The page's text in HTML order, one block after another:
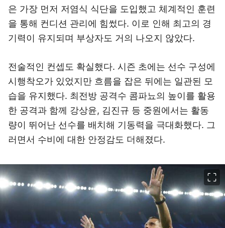
은 가장 먼저 저염식 식단을 도입했고 체계적인 훈련
을 통해 컨디션 관리에 힘썼다. 이로 인해 최고의 경
기력이 유지되며 부상자도 거의 나오지 않았다.
전술적인 컨셉도 확실했다. 시즌 초에는 선수 구성에
시행착오가 있었지만 흐름을 잡은 뒤에는 일관된 모
습을 유지했다. 최전방 공격수 콤파뇨의 높이를 활용
한 공격과 함께 강상윤, 김진규 등 중원에서는 활동
량이 뛰어난 선수를 배치해 기동력을 극대화했다. 그
러면서 수비에 대한 안정감도 더해졌다.